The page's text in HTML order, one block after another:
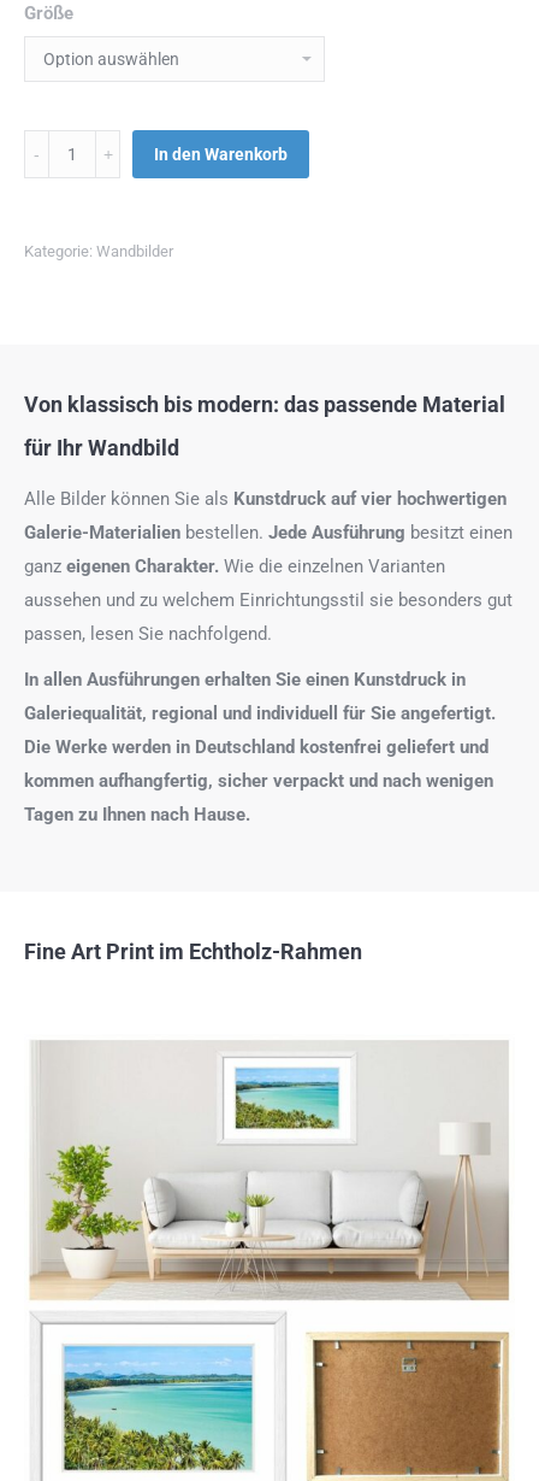
Größe
Menge In den Warenkorb
Kategorie: Wandbilder
Von klassisch bis modern: das passende Material
für Ihr Wandbild
Alle Bilder können Sie als Kunstdruck auf vier hochwertigen
Galerie-Materialien bestellen. Jede Ausführung besitzt einen
ganz eigenen Charakter. Wie die einzelnen Varianten
aussehen und zu welchem Einrichtungsstil sie besonders gut
passen, lesen Sie nachfolgend.
In allen Ausführungen erhalten Sie einen Kunstdruck in
Galeriequalität, regional und individuell für Sie angefertigt.
Die Werke werden in Deutschland kostenfrei geliefert und
kommen aufhangfertig, sicher verpackt und nach wenigen
Tagen zu Ihnen nach Hause.
Fine Art Print im Echtholz-Rahmen